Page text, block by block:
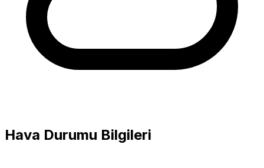
Hava Durumu Bilgileri